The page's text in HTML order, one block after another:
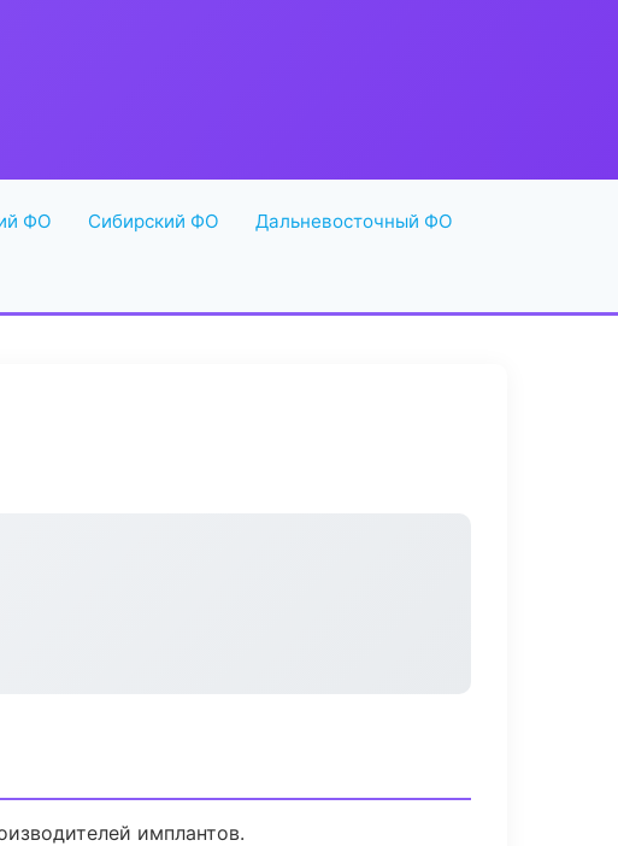
ФО Сибирский ФО Дальневосточный ФО
имплантов.